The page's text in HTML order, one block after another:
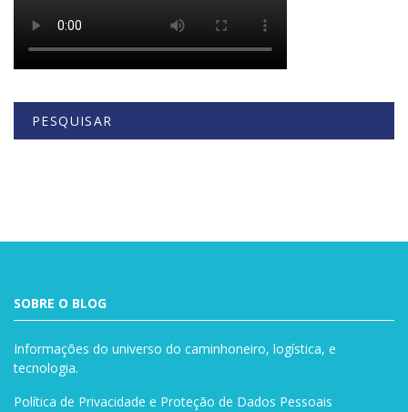
PESQUISAR
SOBRE O BLOG
Informações do universo do caminhoneiro, logística, e
tecnologia.
Política de Privacidade e Proteção de Dados Pessoais